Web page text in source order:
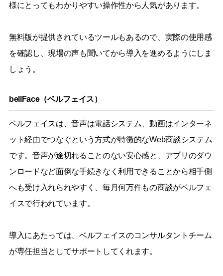
様にとってもわかりやすい操作性から人気があります。
無料版が提供されているツールもあるので、実際の使用感
を確認し、現場の声も聞いてから導入を進めるようにしま
しょう。
bellFace（ベルフェイス）
ベルフェイスは、音声は電話システム、動画はインターネ
ット経由でつなぐという方式が特徴的なWeb商談システム
です。音声が途切れることのない安心感と、アプリのダウ
ンロードなど面倒な手続きなく利用できることから相手側
へも受け入れられやすく、毎月何万件もの商談がベルフェ
イスで行われています。
導入にあたっては、ベルフェイスのコンサルタントチーム
が専任担当としてサポートしてくれます。